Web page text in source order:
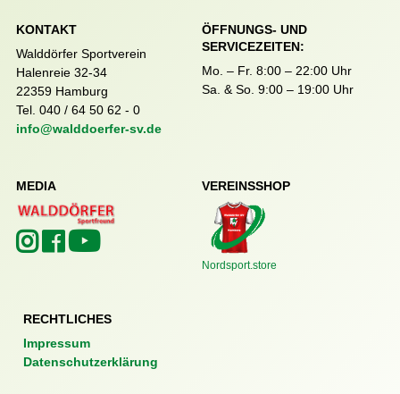
KONTAKT
Walddörfer Sportverein
Halenreie 32-34
22359 Hamburg
Tel. 040 / 64 50 62 - 0
info@walddoerfer-sv.de
ÖFFNUNGS- UND
SERVICEZEITEN:
Mo. – Fr. 8:00 – 22:00 Uhr
Sa. & So. 9:00 – 19:00 Uhr
MEDIA VEREINSSHOP
Nordsport.store
RECHTLICHES
Impressum
Datenschutzerklärung